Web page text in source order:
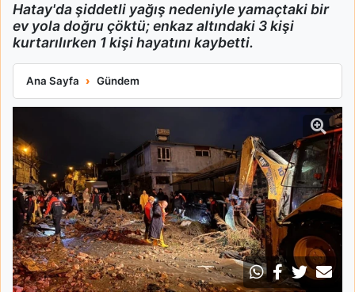
Hatay'da şiddetli yağış nedeniyle yamaçtaki bir
ev yola doğru çöktü; enkaz altındaki 3 kişi
kurtarılırken 1 kişi hayatını kaybetti.
Ana Sayfa Gündem
Hatay'da Şiddetli Yağış Sonrası Ev Çöktü 1 Kişi Hayatını